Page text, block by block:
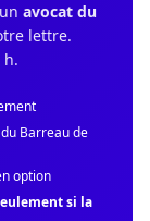
avocat du
lettre.
h.
du Barreau de
option
si la